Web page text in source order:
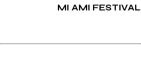
MI AMI FESTIVAL